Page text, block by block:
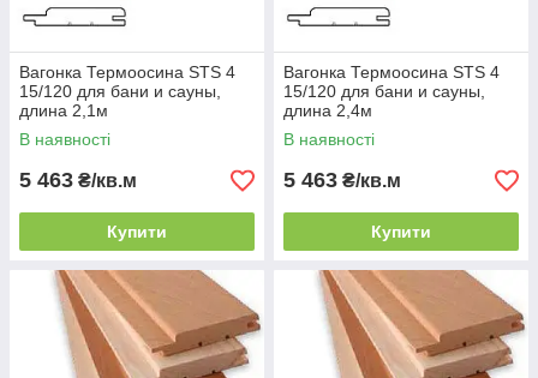
Вагонка Термоосина STS 4
15/120 для бани и сауны,
длина 2,1м
В наявності
5 463 ₴/кв.м
Купити
Вагонка Термоосина STS 4
15/120 для бани и сауны,
длина 2,4м
В наявності
5 463 ₴/кв.м
Купити